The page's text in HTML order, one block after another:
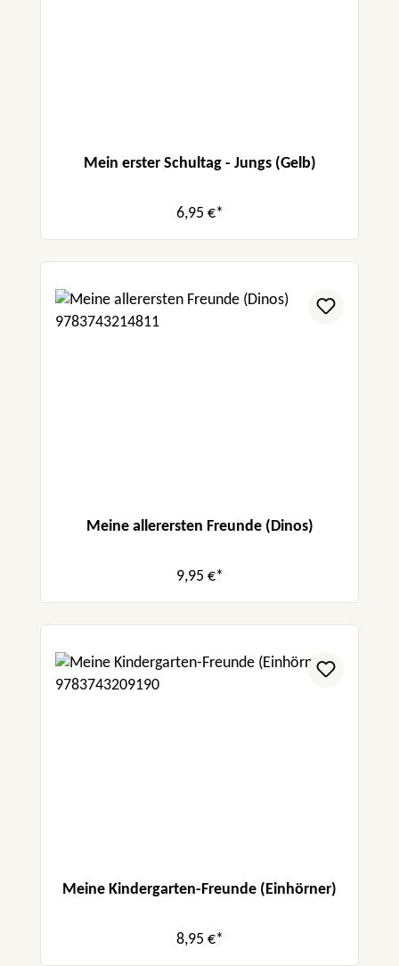
Mein erster Schultag - Jungs (Gelb)
6,95 €*
Meine allerersten Freunde (Dinos)
9,95 €*
Meine Kindergarten-Freunde (Einhörner)
8,95 €*